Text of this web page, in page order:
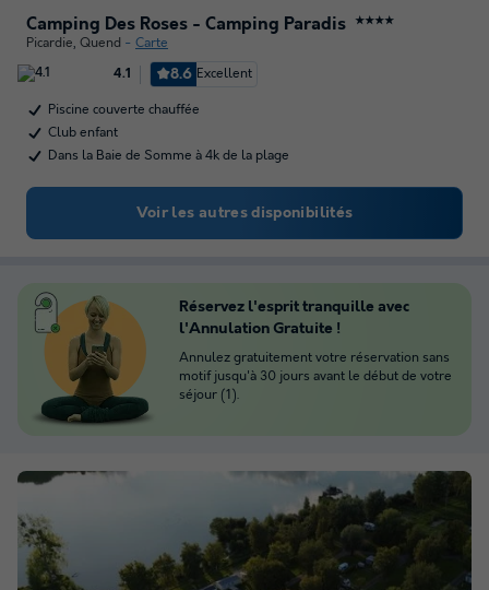
Camping Des Roses - Camping Paradis ★★★★
Picardie, Quend Carte
4.1 8.6 Excellent
Piscine couverte chauffée
Club enfant
Dans la Baie de Somme à 4k de la plage
Voir les autres disponibilités
Réservez l'esprit tranquille avec
l'Annulation Gratuite !
Annulez gratuitement votre réservation sans
motif jusqu'à 30 jours avant le début de votre
séjour (1).